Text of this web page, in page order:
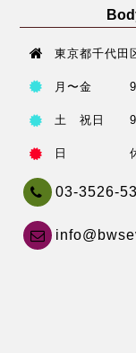
東京都千代
月〜金 9
土 祝日 9
日 休
03-3526-